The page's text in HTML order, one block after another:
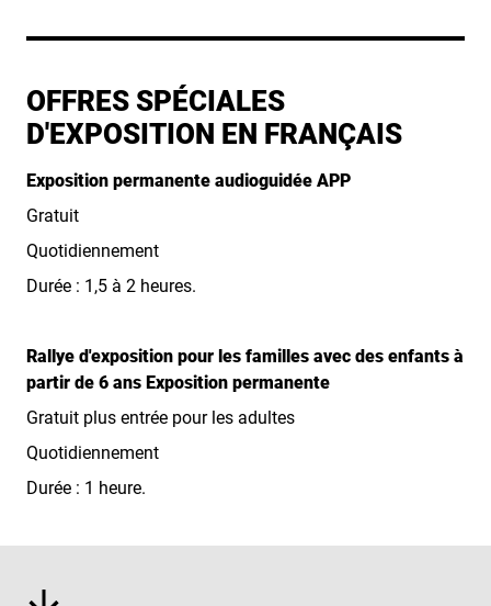
OFFRES SPÉCIALES
D'EXPOSITION EN FRANÇAIS
Exposition permanente audioguidée APP
Gratuit
Quotidiennement
Durée : 1,5 à 2 heures.
Rallye d'exposition pour les familles avec des enfants à
partir de 6 ans Exposition permanente
Gratuit plus entrée pour les adultes
Quotidiennement
Durée : 1 heure.